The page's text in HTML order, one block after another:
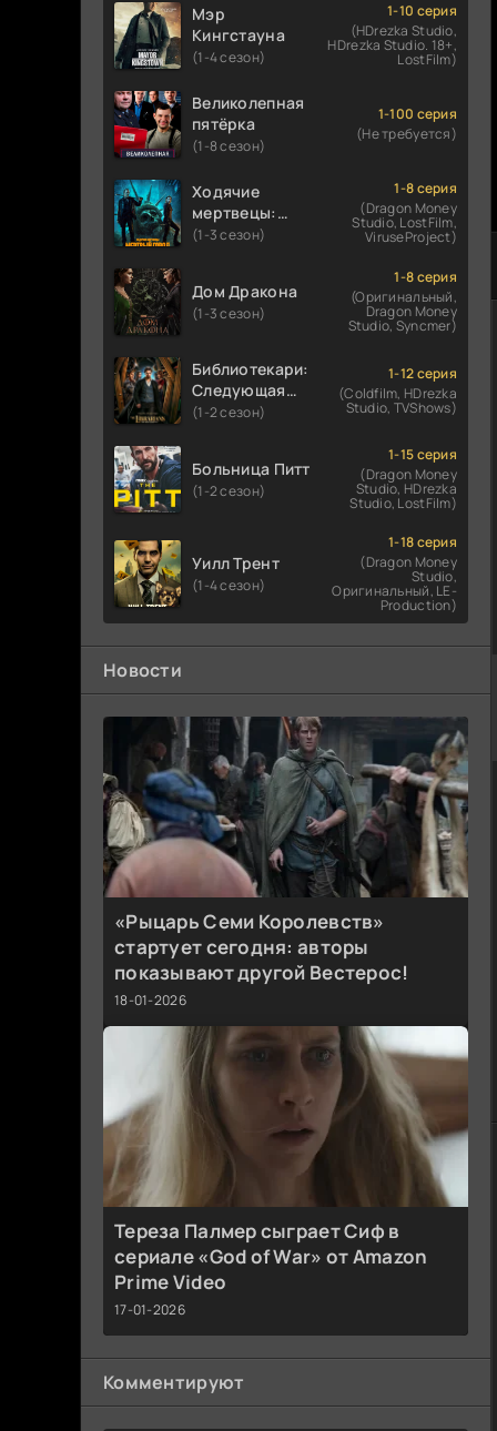
Мэр
Кингстауна
(1-4 сезон)
1-10 серия
(HDrezka Studio,
HDrezka Studio. 18+,
LostFilm)
Великолепная
пятёрка
(1-8 сезон)
1-100 серия
(Не требуется)
Ходячие
мертвецы:
Мертвый
(1-3 сезон)
1-8 серия
(Dragon Money
Studio, LostFilm,
ViruseProject)
Дом Дракона
(1-3 сезон)
1-8 серия
(Оригинальный,
Dragon Money
Studio, Syncmer)
Библиотекари:
Следующая
глава
(1-2 сезон)
1-12 серия
(Coldfilm, HDrezka
Studio, TVShows)
Больница Питт
(1-2 сезон)
1-15 серия
(Dragon Money
Studio, HDrezka
Studio, LostFilm)
Уилл Трент
(1-4 сезон)
1-18 серия
(Dragon Money
Studio,
Оригинальный, LE-
Production)
Новости
«Рыцарь Семи Королевств»
стартует сегодня: авторы
показывают другой Вестерос!
18-01-2026
Тереза Палмер сыграет Сиф в
сериале «God of War» от Amazon
Prime Video
17-01-2026
Комментируют